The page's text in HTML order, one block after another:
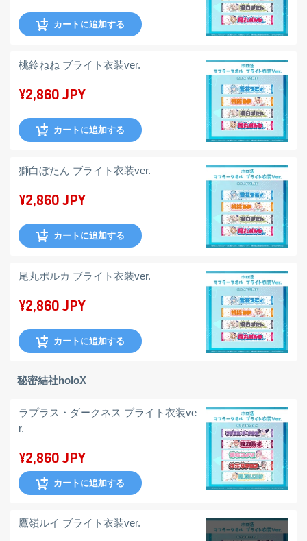
カートに追加する
桃鈴ねね ブライト衣装ver.
¥2,860 JPY
カートに追加する
獅白ぼたん ブライト衣装ver.
¥2,860 JPY
カートに追加する
尾丸ポルカ ブライト衣装ver.
¥2,860 JPY
カートに追加する
秘密結社holoX
ラプラス・ダークネス ブライト衣装ve
r.
¥2,860 JPY
カートに追加する
鷹嶺ルイ ブライト衣装ver.